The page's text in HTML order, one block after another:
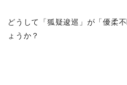
どうして「狐疑逡巡」が「優柔
ょうか？